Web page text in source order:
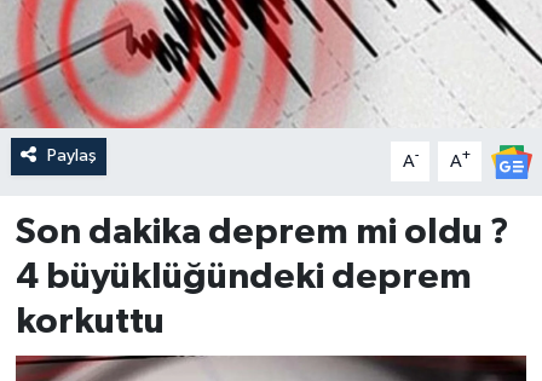
Paylaş A- A+
Son dakika deprem mi oldu ?
4 büyüklüğündeki deprem
korkuttu